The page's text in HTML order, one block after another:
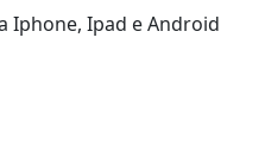
Iphone, Ipad e Android